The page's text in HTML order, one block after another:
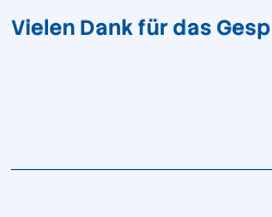
Vielen Dank für das